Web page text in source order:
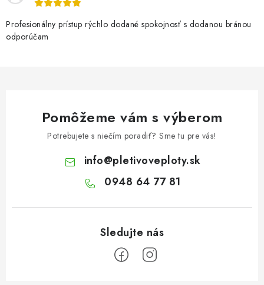
Profesionálny prístup rýchlo dodané spokojnosť s dodanou bránou
odporúčam
Pomôžeme vám s výberom
Potrebujete s niečím poradiť? Sme tu pre vás!
info@pletivoveploty.sk
0948 64 77 81